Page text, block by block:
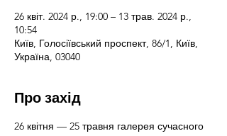
26 квіт. 2024 р., 19:00 – 13 трав. 2024 р.,
10:54
Київ, Голосіївський проспект, 86/1, Київ,
Україна, 03040
Про захід
26 квітня — 25 травня галерея сучасного